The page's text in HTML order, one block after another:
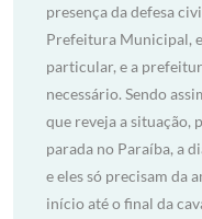
presença da defesa
Prefeitura Municipal,
particular, e a
necessário. Sendo
que reveja a situação,
parada no Paraíba, a
e eles só precisam da
início até o final da